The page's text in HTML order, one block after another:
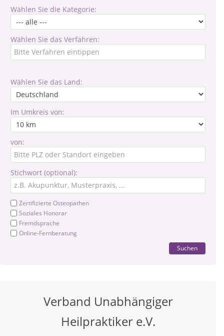
Wählen Sie die Kategorie:
Wählen Sie das Verfahren:
Wählen Sie das Land:
Im Umkreis von:
von:
Stichwort (optional):
Zertifizierte Osteopathen
Soziales Honorar
Fremdsprache
Online-Fernberatung
Suchen
Verband Unabhängiger
Heilpraktiker e.V.